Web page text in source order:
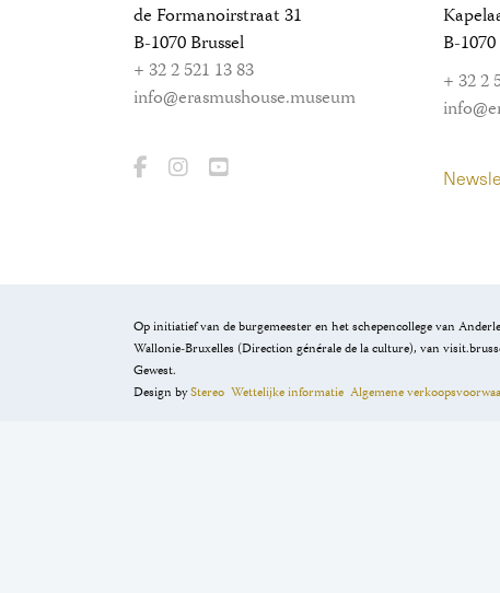
de Formanoirstraat 31
B-1070 Brussel
+ 32 2 521 13 83
info@erasmushouse.museum
B-
+ 32 2
Op initiatief van de burgemeester en het schepencollege van
Wallonie-Bruxelles (Direction générale de la culture), van
Gewest.
Design byStereo Wettelijke informatie Algemene